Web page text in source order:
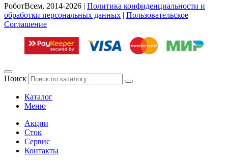
РоботВсем, 2014-2026 | Политика конфиденциальности и
обработки персональных данных | Пользовательское
Соглашение
Поиск
Каталог
Меню
Акции
Сток
Сервис
Контакты